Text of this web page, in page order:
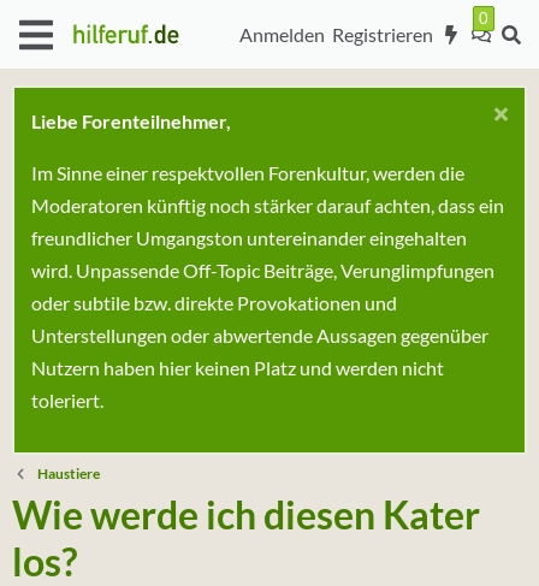
Anmelden Registrieren
Liebe Forenteilnehmer,
Im Sinne einer respektvollen Forenkultur, werden die
Moderatoren künftig noch stärker darauf achten, dass ein
freundlicher Umgangston untereinander eingehalten
wird. Unpassende Off-Topic Beiträge, Verunglimpfungen
oder subtile bzw. direkte Provokationen und
Unterstellungen oder abwertende Aussagen gegenüber
Nutzern haben hier keinen Platz und werden nicht
toleriert.
Haustiere
Wie werde ich diesen Kater
los?